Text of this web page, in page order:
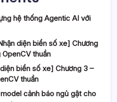
hệ thống Agentic AI với
diện biển số xe] Chương
thuần
biển số xe] Chương 3 –
thuần
cảnh báo ngủ gật cho